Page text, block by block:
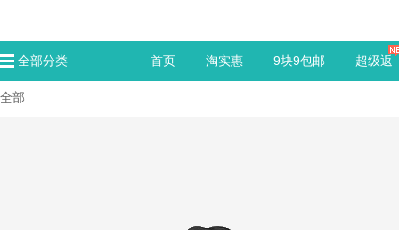
全部分类 首页 淘实惠 9块9包邮 超级返
全部